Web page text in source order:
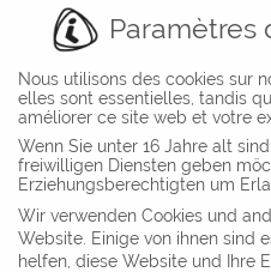
Département commercial et
Gharieni Group GmbH
D-47443 Moers
Allemagne
Paramètres
Nous utilisons des cookies sur
elles sont essentielles, tandis
améliorer ce site web et votre
Wenn Sie unter 16 Jahre alt
freiwilligen Diensten geben
Erziehungsberechtigten um
Wir verwenden Cookies und
Website. Einige von ihnen sind
helfen, diese Website und Ihre